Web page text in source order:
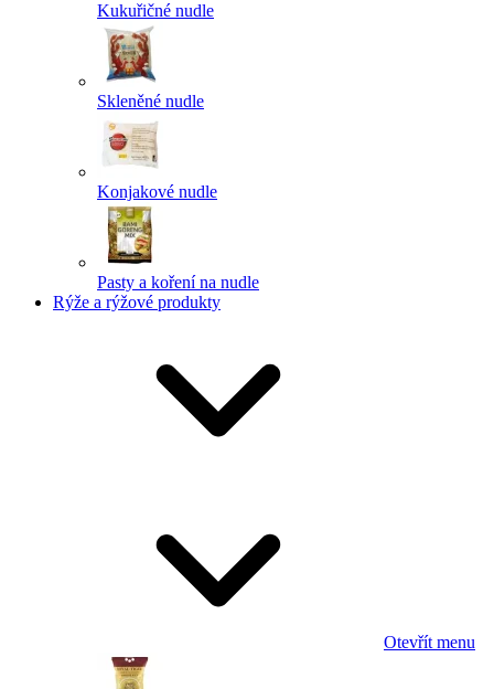
Kukuřičné nudle
Skleněné nudle
Konjakové nudle
Pasty a koření na nudle
Rýže a rýžové produkty
Otevřít menu